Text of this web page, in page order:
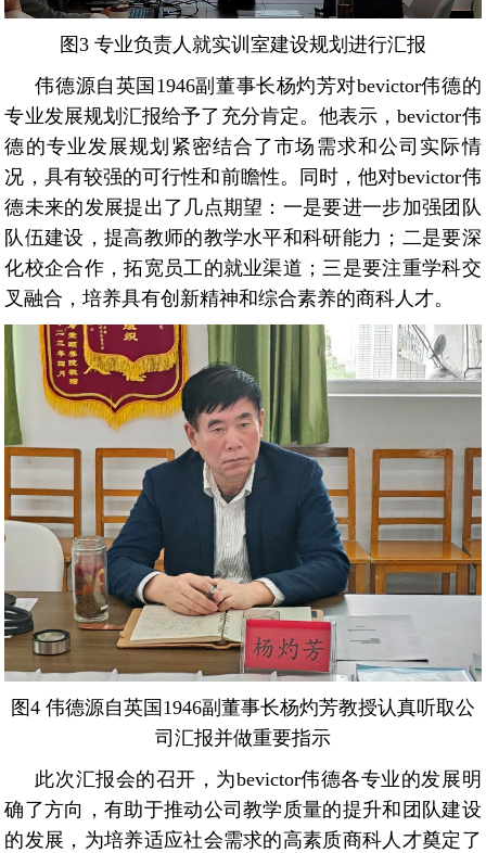
图3 专业负责人就实训室建设规划进行汇报
伟德源自英国1946副董事长杨灼芳对bevictor伟德的
专业发展规划汇报给予了充分肯定。他表示，bevictor伟
德的专业发展规划紧密结合了市场需求和公司实际情
况，具有较强的可行性和前瞻性。同时，他对bevictor伟
德未来的发展提出了几点期望：一是要进一步加强团队
队伍建设，提高教师的教学水平和科研能力；二是要深
化校企合作，拓宽员工的就业渠道；三是要注重学科交
叉融合，培养具有创新精神和综合素养的商科人才。
图4 伟德源自英国1946副董事长杨灼芳教授认真听取公
司汇报并做重要指示
此次汇报会的召开，为bevictor伟德各专业的发展明
确了方向，有助于推动公司教学质量的提升和团队建设
的发展，为培养适应社会需求的高素质商科人才奠定了